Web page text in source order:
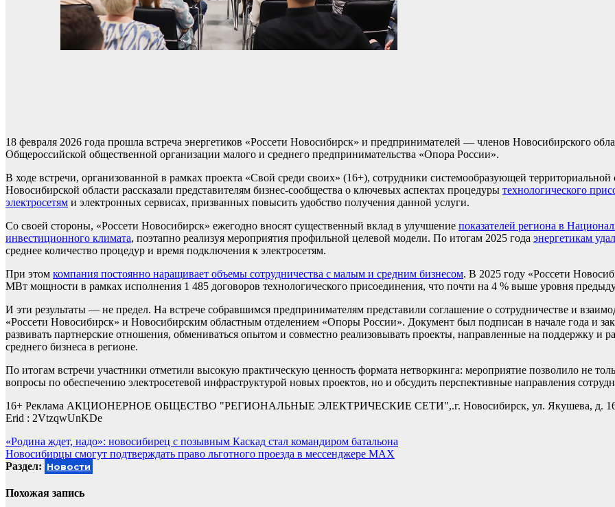
18 февраля 2026 года прошла встреча энергетиков «Россети Новосибирск» и предпринимателей — членов Новосибирского
Общероссийской общественной организации малого и среднего предпринимательства «Опора России».
В ходе встречи, организованной в рамках проекта «Свой среди своих» (16+), сотрудники системообразующей территориальной
Новосибирской области рассказали представителям бизнес-сообщества о ключевых аспектах процедуры технологического
электросетям и электронных сервисах, призванных повысить удобство получения данной услуги.
Со своей стороны, «Россети Новосибирск» ежегодно вносят существенный вклад в улучшение показателей региона в
инвестиционного климата, поэтапно реализуя мероприятия профильной целевой модели. По итогам 2025 года энергетикам
среднее количество процедур и время подключения к электросетям.
При этом компания постоянно наращивает объемы сотрудничества с малым и средним бизнесом. В 2025 году «Россети
МВт мощности в рамках исполнения 1 485 договоров технологического присоединения, что почти на 4 % выше уровня
И эти результаты — не предел. На встрече собравшимся предпринимателям представили соглашение о сотрудничестве и
«Россети Новосибирск» и Новосибирским областным отделением «Опоры России». Документ был подписан в начале года и
развивать партнерские отношения, обмениваться опытом и совместно реализовывать проекты, направленные на поддержку и
среднего бизнеса в регионе.
По итогам встречи участники отметили высокую практическую ценность формата нетворкинга: мероприятие позволило не
вопросы по обеспечению электросетевой инфраструктурой новых проектов, но и обсудить перспективные направления
16+ Реклама АКЦИОНЕРНОЕ ОБЩЕСТВО "РЕГИОНАЛЬНЫЕ ЭЛЕКТРИЧЕСКИЕ СЕТИ",.г. Новосибирск, ул. Якушева, д.
Erid : 2VtzqwUnKDe
Навигация
по
«Родина ждет, надо»: новосибирец с позывным Каскад стал командиром батальона
Новосибирцы смогут подтверждать право льготного проезда в мессенджере MAX
Раздел: Новости
Похожая запись